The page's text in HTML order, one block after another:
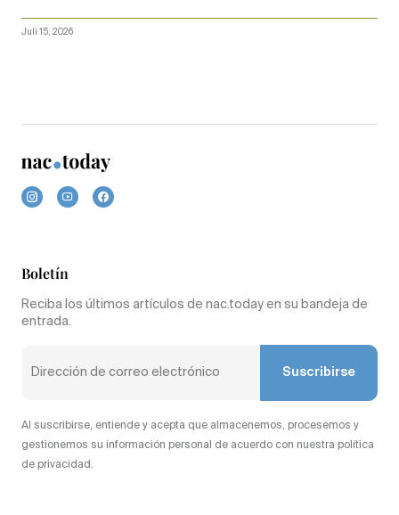
Juli 15, 2026
Boletín
Reciba los últimos artículos de nac.today en su bandeja de
entrada.
Suscribirse
Al suscribirse, entiende y acepta que almacenemos, procesemos y
gestionemos su información personal de acuerdo con nuestra política
de privacidad.